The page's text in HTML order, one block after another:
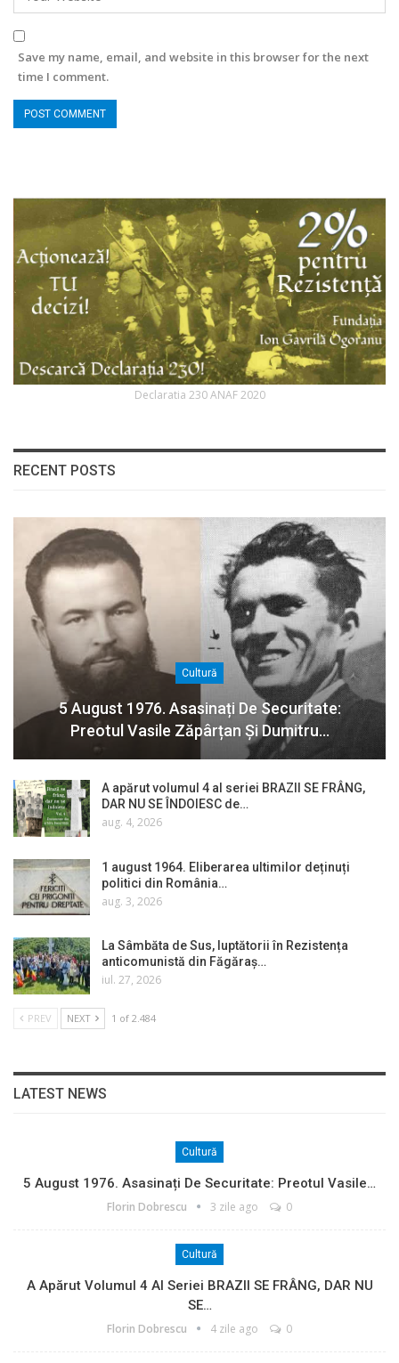
Save my name, email, and website in this browser for the next
time I comment.
Declaratia 230 ANAF 2020
RECENT POSTS
Cultură
5 August 1976. Asasinați De Securitate:
Preotul Vasile Zăpârțan Și Dumitru…
A apărut volumul 4 al seriei BRAZII SE FRÂNG,
DAR NU SE ÎNDOIESC de…
aug. 4, 2026
1 august 1964. Eliberarea ultimilor deținuți
politici din România…
aug. 3, 2026
La Sâmbăta de Sus, luptătorii în Rezistența
anticomunistă din Făgăraș…
iul. 27, 2026
PREV NEXT 1 of 2.484
LATEST NEWS
Cultură
5 August 1976. Asasinați De Securitate: Preotul Vasile…
Florin Dobrescu 3 zile ago 0
Cultură
A Apărut Volumul 4 Al Seriei BRAZII SE FRÂNG, DAR NU
SE…
Florin Dobrescu 4 zile ago 0